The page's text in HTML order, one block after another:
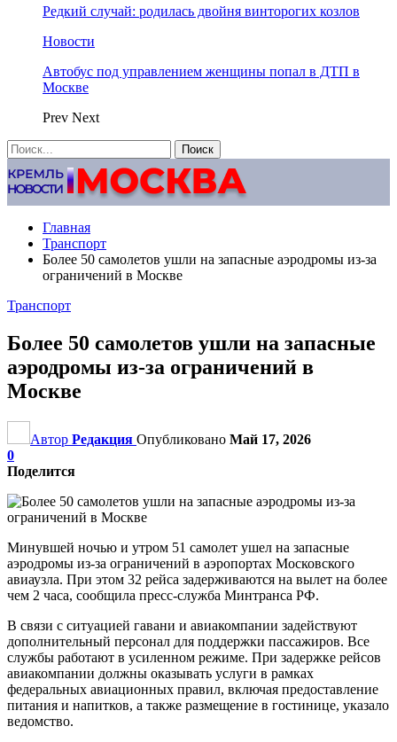
Редкий случай: родилась двойня винторогих козлов
Новости
Автобус под управлением женщины попал в ДТП в
Москве
Prev Next
Главная
Транспорт
Более 50 самолетов ушли на запасные аэродромы из-за
ограничений в Москве
Транспорт
Более 50 самолетов ушли на запасные
аэродромы из-за ограничений в
Москве
Автор Редакция Опубликовано Май 17, 2026
0
Поделится
Минувшей ночью и утром 51 самолет ушел на запасные
аэродромы из-за ограничений в аэропортах Московского
авиаузла. При этом 32 рейса задерживаются на вылет на более
чем 2 часа, сообщила пресс-служба Минтранса РФ.
В связи с ситуацией гавани и авиакомпании задействуют
дополнительный персонал для поддержки пассажиров. Все
службы работают в усиленном режиме. При задержке рейсов
авиакомпании должны оказывать услуги в рамках
федеральных авиационных правил, включая предоставление
питания и напитков, а также размещение в гостинице, указало
ведомство.